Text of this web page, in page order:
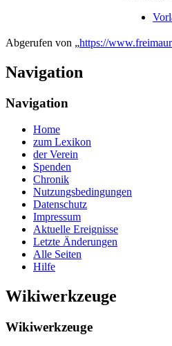
Abgerufen von „https://
Navigation
Navigation
Home
zum Lexikon
der Verein
Spenden
Chronik
Nutzungsbedingungen
Datenschutz
Impressum
Aktuelle Ereignisse
Letzte Änderungen
Alle Seiten
Hilfe
Wikiwerkzeuge
Wikiwerkzeuge